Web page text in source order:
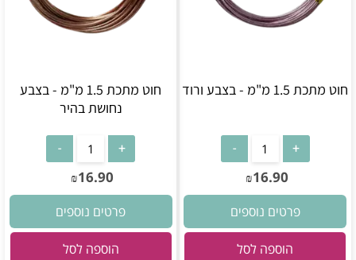
חוט מתכת 1.5 מ"מ - בצבע ורוד
₪16.90
פרטים נוספים
הוספה לסל
חוט מתכת 1.5 מ"מ - בצבע
נחושת בהיר
₪16.90
פרטים נוספים
הוספה לסל